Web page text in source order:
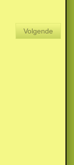
Volgende